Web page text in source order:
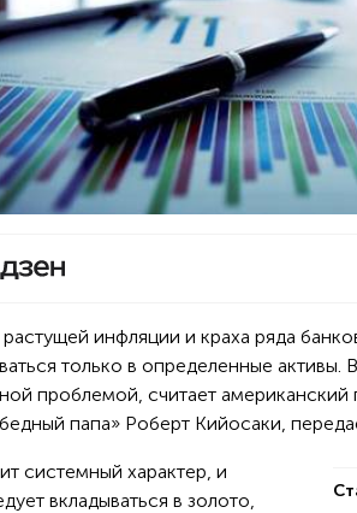
инфляции и краха ряда
только в определенные активы.
проблемой, считает американский
папа» Роберт Кийосаки,
системный характер, и
вкладываться в золото,